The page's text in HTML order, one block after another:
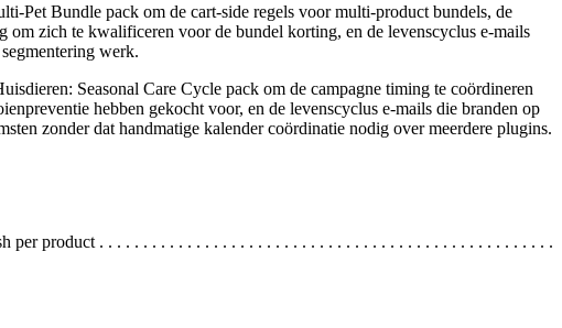
Pet Bundle pack om de cart-side regels voor multi-product bundels, de
zich te kwalificeren voor de bundel korting, en de levenscyclus e-mails
werk.
Seasonal Care Cycle pack om de campagne timing te coördineren
hebben gekocht voor, en de levenscyclus e-mails die branden op
zonder dat handmatige kalender coördinatie nodig over meerdere plugins.
product . . . . . . . . . . . . . . . . . . . . . . . . . . . . . . . . . . . . . . . . . . . . . . . . . . . .